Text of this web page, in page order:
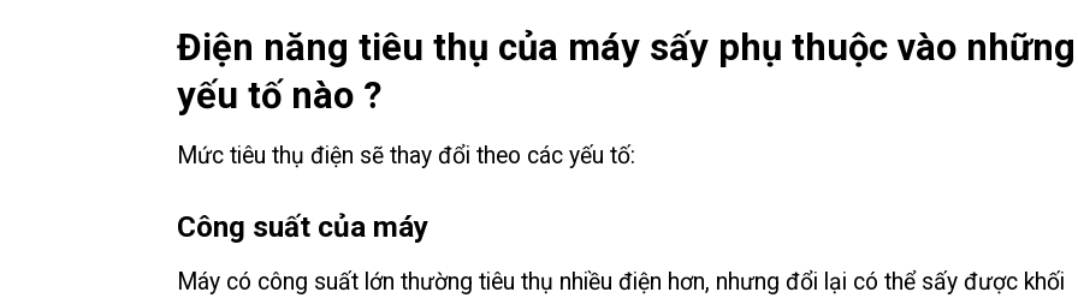
Điện năng tiêu thụ của máy sấy phụ thuộc vào những
yếu tố nào ?
Mức tiêu thụ điện sẽ thay đổi theo các yếu tố:
Công suất của máy
Máy có công suất lớn thường tiêu thụ nhiều điện hơn, nhưng đổi lại có thể sấy được khối